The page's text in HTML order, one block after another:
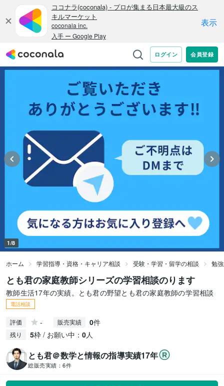
1/8
ホーム 学習指導・資格・キャリア相談 受験・学習・留学の相談 勉
とも君の家庭教師シリーズの学習相談のります
教師生活17年の実績。とも君の野望とも君の家庭教師の学習相談
電話相談
評価 - 販売実績 0件
残り 5枠 / お願い中： 0人
とも君＠数学と情報の指導実績17年
総販売実績： 6件